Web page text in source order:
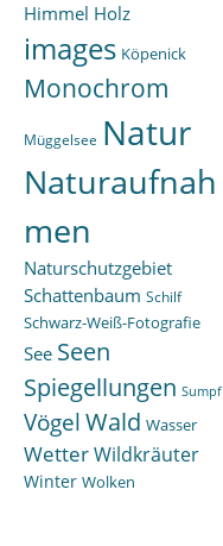
Himmel Holz
images Köpenick
Monochrom
Müggelsee Natur
Naturaufnah
men
Naturschutzgebiet
Schattenbaum Schilf
Schwarz-Weiß-Fotografie
See Seen
Spiegellungen Sumpf
VögelWald Wasser
WetterWildkräuter
Winter Wolken